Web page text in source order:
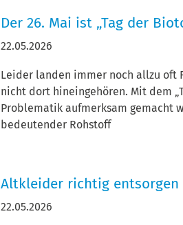
Der 26. Mai ist „Tag der
22.05.2026
Leider landen immer noch allzu oft
nicht dort hineingehören. Mit dem
Problematik aufmerksam gemacht
bedeutender Rohstoff
Altkleider richtig entsorgen
22.05.2026